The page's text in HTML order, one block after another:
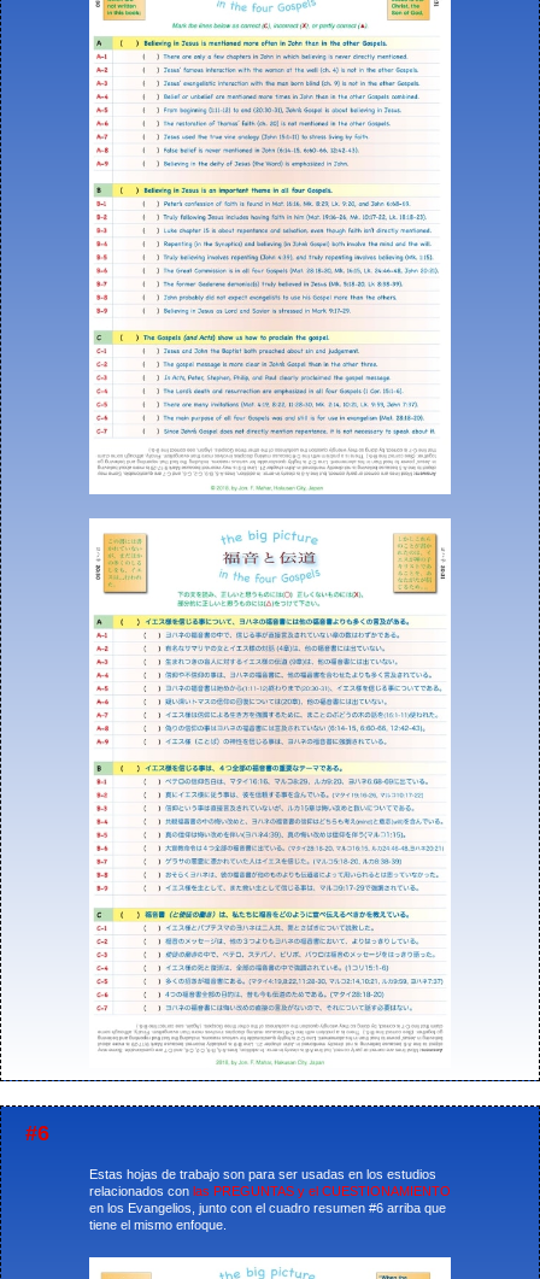
#6
Estas hojas de trabajo son para ser usadas en los estudios
relacionados con las PREGUNTAS y el CUESTIONAMIENTO
en los Evangelios, junto con el cuadro resumen #6 arriba que
tiene el mismo enfoque.